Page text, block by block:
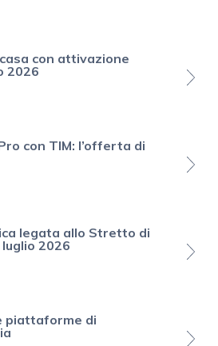
con attivazione
2026
con TIM: l’offerta di
legata allo Stretto di
2026
piattaforme di